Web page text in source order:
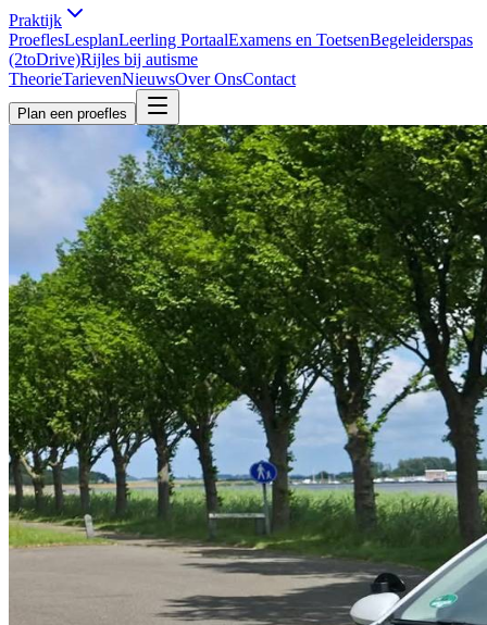
Praktijk
ProeflesLesplanLeerling PortaalExamens en ToetsenBegeleiderspas
(2toDrive)Rijles bij autisme
TheorieTarievenNieuwsOver OnsContact
Plan een proefles